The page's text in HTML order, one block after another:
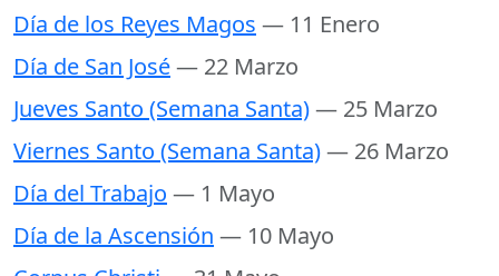
Día de los Reyes Magos — 11 Enero
Día de San José— 22 Marzo
Jueves Santo (Semana Santa)— 25 Marzo
Viernes Santo (Semana Santa)— 26 Marzo
Día del Trabajo — 1 Mayo
Día de la Ascensión — 10 Mayo